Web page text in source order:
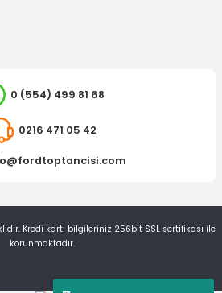
0 (554) 499 81 68
0216 471 05 42
Kredi kartı bilgileriniz 256bit SSL sertifikası ile
korunmaktadır.